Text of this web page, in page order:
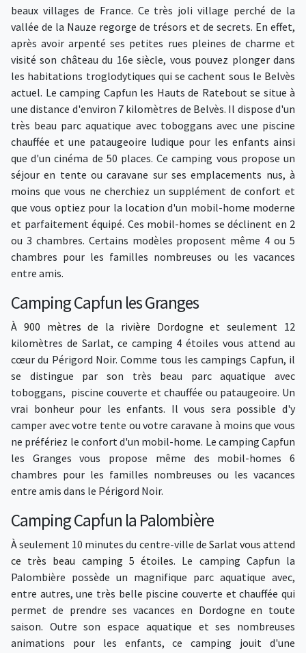
beaux villages de France. Ce très joli village perché de la
vallée de la Nauze regorge de trésors et de secrets. En effet,
après avoir arpenté ses petites rues pleines de charme et
visité son château du 16e siècle, vous pouvez plonger dans
les habitations troglodytiques qui se cachent sous le Belvès
actuel. Le camping Capfun les Hauts de Ratebout se situe à
une distance d'environ 7 kilomètres de Belvès. Il dispose d'un
très beau parc aquatique avec toboggans avec une piscine
chauffée et une pataugeoire ludique pour les enfants ainsi
que d'un cinéma de 50 places. Ce camping vous propose un
séjour en tente ou caravane sur ses emplacements nus, à
moins que vous ne cherchiez un supplément de confort et
que vous optiez pour la location d'un mobil-home moderne
et parfaitement équipé. Ces mobil-homes se déclinent en 2
ou 3 chambres. Certains modèles proposent même 4 ou 5
chambres pour les familles nombreuses ou les vacances
entre amis.
Camping Capfun les Granges
À 900 mètres de la rivière Dordogne et seulement 12
kilomètres de Sarlat, ce camping 4 étoiles vous attend au
cœur du Périgord Noir. Comme tous les campings Capfun, il
se distingue par son très beau parc aquatique avec
toboggans, piscine couverte et chauffée ou pataugeoire. Un
vrai bonheur pour les enfants. Il vous sera possible d'y
camper avec votre tente ou votre caravane à moins que vous
ne préfériez le confort d'un mobil-home. Le camping Capfun
les Granges vous propose même des mobil-homes 6
chambres pour les familles nombreuses ou les vacances
entre amis dans le Périgord Noir.
Camping Capfun la Palombière
À seulement 10 minutes du centre-ville de Sarlat vous attend
ce très beau camping 5 étoiles. Le camping Capfun la
Palombière possède un magnifique parc aquatique avec,
entre autres, une très belle piscine couverte et chauffée qui
permet de prendre ses vacances en Dordogne en toute
saison. Outre son espace aquatique et ses nombreuses
animations pour les enfants, ce camping jouit d'une